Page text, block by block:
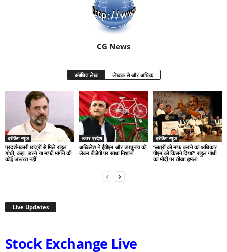
CG News
संबंधित लेख लेखक से और अधिक
ब्रेकिंग न्यूज
प्रदर्शनकारी छात्रों से मिले राहुल
गांधी, कहा- डरने या माफी मांगने की
कोई जरूरत नहीं
उत्तर प्रदेश
अखिलेश ने ईवीएम और उपचुनाव को
लेकर बीजेपी पर साधा निशाना
ब्रेकिंग न्यूज
‘छात्रों को माफ करने का अधिकार
पीएम को किसने दिया?’ राहुल गांधी
का मोदी पर तीखा हमला
Live Updates
Stock Exchange Live